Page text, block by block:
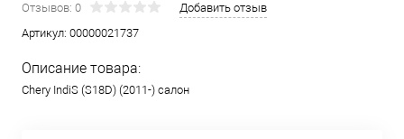
Отзывов: 0
Добавить отзыв
Артикул: 00000021737
Описание товара:
Chery IndiS (S18D) (2011-) салон